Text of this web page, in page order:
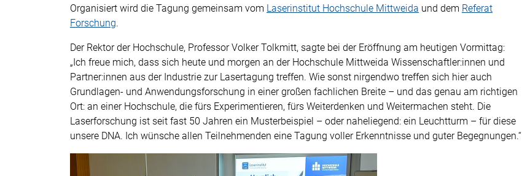
Organisiert wird die Tagung gemeinsam vom Laserinstitut Hochschule Mittweida und dem Referat
Forschung.
Der Rektor der Hochschule, Professor Volker Tolkmitt, sagte bei der Eröffnung am heutigen Vormittag:
„Ich freue mich, dass sich heute und morgen an der Hochschule Mittweida Wissenschaftler:innen und
Partner:innen aus der Industrie zur Lasertagung treffen. Wie sonst nirgendwo treffen sich hier auch
Grundlagen- und Anwendungsforschung in einer großen fachlichen Breite – und das genau am richtigen
Ort: an einer Hochschule, die fürs Experimentieren, fürs Weiterdenken und Weitermachen steht. Die
Laserforschung ist seit fast 50 Jahren ein Musterbeispiel – oder naheliegend: ein Leuchtturm – für diese
unsere DNA. Ich wünsche allen Teilnehmenden eine Tagung voller Erkenntnisse und guter Begegnungen.“